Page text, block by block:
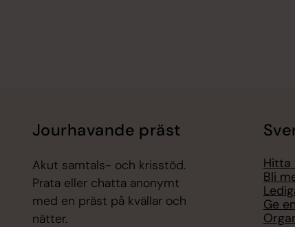
Jourhavande präst
Akut samtals- och krisstöd.
Prata eller chatta anonymt
med en präst på kvällar och
nätter.
Hitta
Bli
Ge